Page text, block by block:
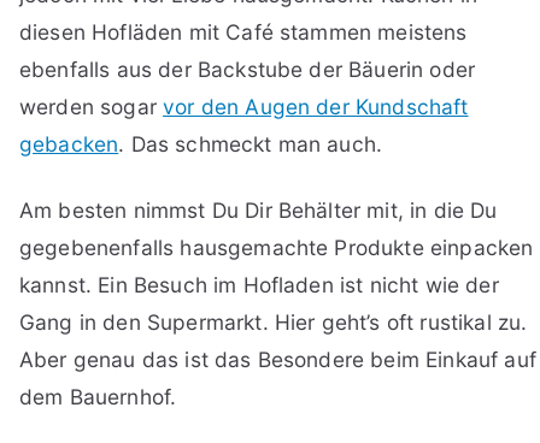
diesen Hofläden mit Café stammen meistens
ebenfalls aus der Backstube der Bäuerin oder
werden sogarvor den Augen der Kundschaft
gebacken. Das schmeckt man auch.
Am besten nimmst Du Dir Behälter mit, in die Du
gegebenenfalls hausgemachte Produkte einpacken
kannst. Ein Besuch im Hofladen ist nicht wie der
Gang in den Supermarkt. Hier geht’s oft rustikal zu.
Aber genau das ist das Besondere beim Einkauf auf
dem Bauernhof.